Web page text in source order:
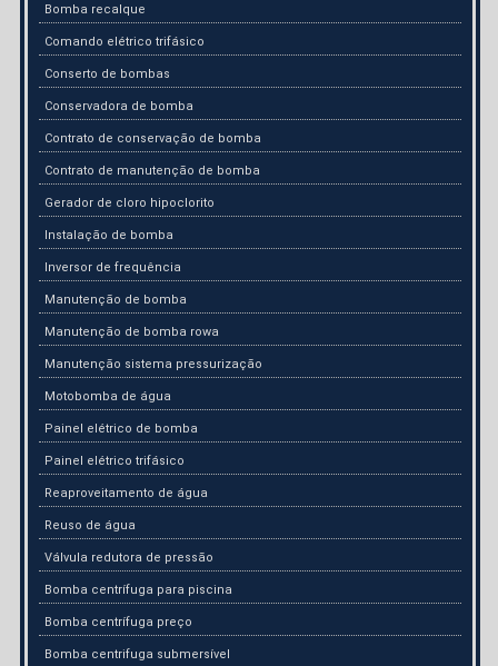
Bomba recalque
Comando elétrico trifásico
Conserto de bombas
Conservadora de bomba
Contrato de conservação de bomba
Contrato de manutenção de bomba
Gerador de cloro hipoclorito
Instalação de bomba
Inversor de frequência
Manutenção de bomba
Manutenção de bomba rowa
Manutenção sistema pressurização
Motobomba de água
Painel elétrico de bomba
Painel elétrico trifásico
Reaproveitamento de água
Reuso de água
Válvula redutora de pressão
Bomba centrífuga para piscina
Bomba centrífuga preço
Bomba centrifuga submersível